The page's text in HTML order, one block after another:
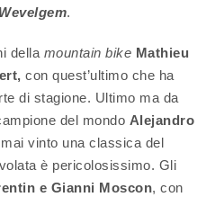
.
della mountain bike Mathieu
con quest’ultimo che ha
di stagione. Ultimo ma da
del mondo Alejandro
vinto una classica del
è pericolosissimo. Gli
e Gianni Moscon, con